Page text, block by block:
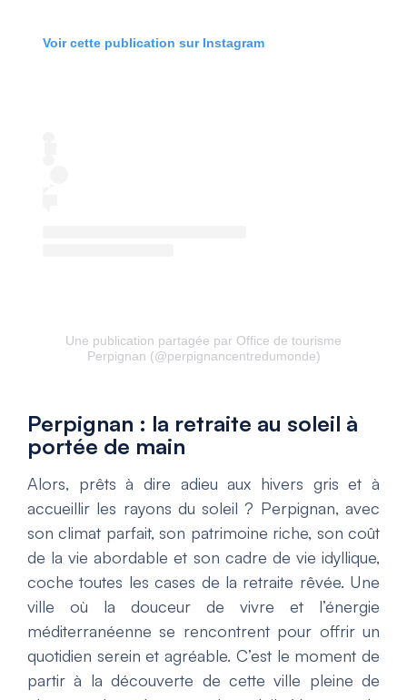
Voir cette publication sur Instagram
Une publication partagée par Office de tourisme
Perpignan (@perpignancentredumonde)
Perpignan : la retraite au soleil à
portée de main
Alors, prêts à dire adieu aux hivers gris et à
accueillir les rayons du soleil ? Perpignan, avec
son climat parfait, son patrimoine riche, son coût
de la vie abordable et son cadre de vie idyllique,
coche toutes les cases de la retraite rêvée. Une
ville où la douceur de vivre et l’énergie
méditerranéenne se rencontrent pour offrir un
quotidien serein et agréable. C’est le moment de
partir à la découverte de cette ville pleine de